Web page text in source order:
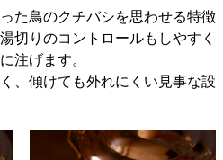
た鳥のクチバシを思わせる特徴
切りのコントロールもしやすく
注げます。
、傾けても外れにくい見事な設